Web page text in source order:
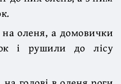
оленя, а домовички
і рушили до лісу